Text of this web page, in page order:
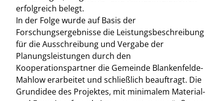
erfolgreich belegt.
In der Folge wurde auf Basis der
Forschungsergebnisse die Leistungsbeschreibung
für die Ausschreibung und Vergabe der
Planungsleistungen durch den
Kooperationspartner die Gemeinde Blankenfelde-
Mahlow erarbeitet und schließlich beauftragt. Die
Grundidee des Projektes, mit minimalem Material-